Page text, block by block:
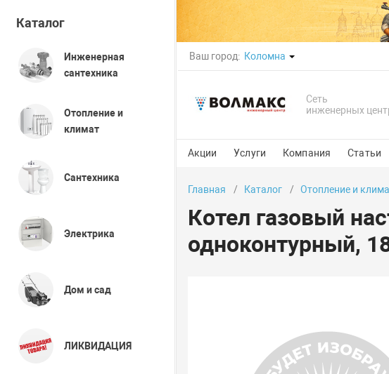
Ваш город: Коломна
Сеть
инженерных
Акции Услуги Компания Статьи
Каталог
Инженерная
сантехника
Отопление и
климат
Сантехника
Электрика
Дом и сад
ЛИКВИДАЦИЯ
Главная Каталог Отопление и
Котел газовый
одноконтурный,